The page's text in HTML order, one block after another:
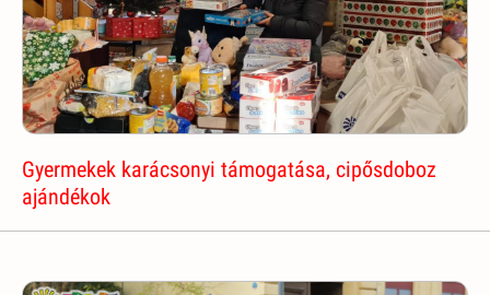
Gyermekek karácsonyi támogatása, cipősdoboz
ajándékok